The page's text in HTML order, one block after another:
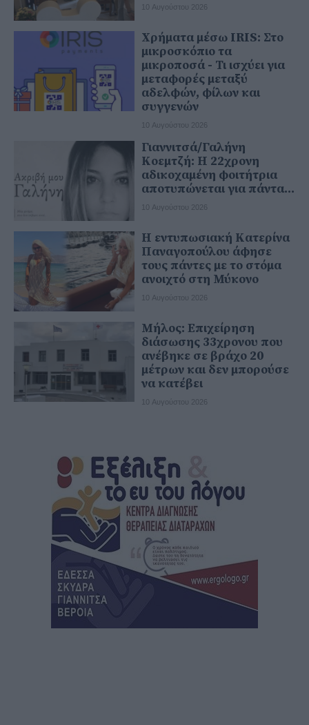
10 Αυγούστου 2026
Χρήματα μέσω IRIS: Στο
μικροσκόπιο τα
μικροποσά - Τι ισχύει για
μεταφορές μεταξύ
αδελφών, φίλων και
συγγενών
10 Αυγούστου 2026
Γιαννιτσά/Γαλήνη
Κοεμτζή: Η 22χρονη
αδικοχαμένη φοιτήτρια
αποτυπώνεται για πάντα...
10 Αυγούστου 2026
Η εντυπωσιακή Κατερίνα
Παναγοπούλου άφησε
τους πάντες με το στόμα
ανοιχτό στη Μύκονο
10 Αυγούστου 2026
Μήλος: Επιχείρηση
διάσωσης 33χρονου που
ανέβηκε σε βράχο 20
μέτρων και δεν μπορούσε
να κατέβει
10 Αυγούστου 2026